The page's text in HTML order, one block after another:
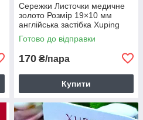
Сережки Листочки медичне
золото Розмір 19×10 мм
англійська застібка Xuping
6102
Готово до відправки
170 ₴/пара
Купити